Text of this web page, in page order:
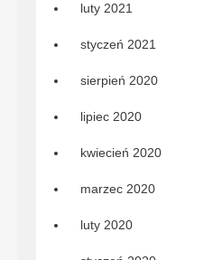
luty 2021
styczeń 2021
sierpień 2020
lipiec 2020
kwiecień 2020
marzec 2020
luty 2020